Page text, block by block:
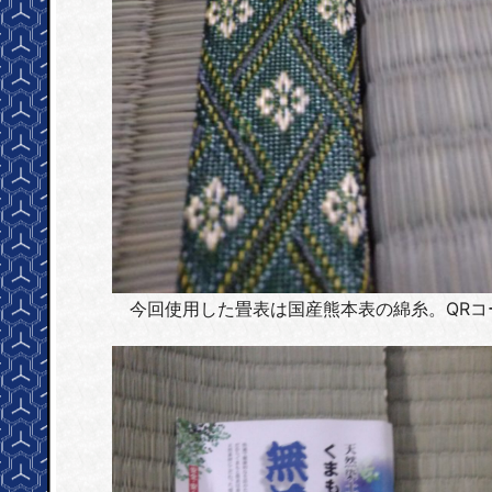
今回使用した畳表は国産熊本表の綿糸。QRコ